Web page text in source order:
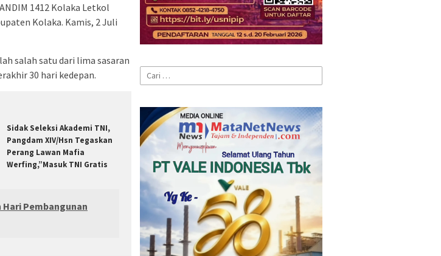
1412 Kolaka Letkol
Kolaka. Kamis, 2 Juli
salah satu dari lima sasaran
30 hari kedepan.
Sidak Seleksi Akademi TNI,
Pangdam XIV/Hsn Tegaskan
Perang Lawan Mafia
Werfing,”Masuk TNI Gratis
Hari Pembangunan
Cari
untuk: